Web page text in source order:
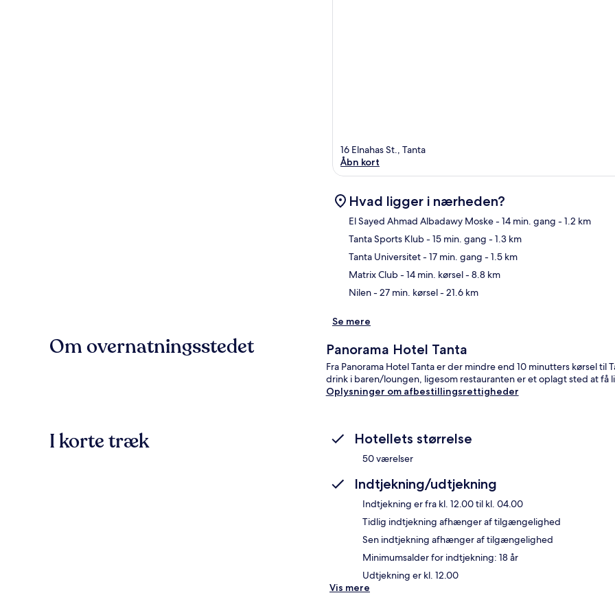
16 Elnahas St., Tanta
Åbn kort
Hvad ligger i nærheden?
El Sayed Ahmad Albadawy Moske- 14 min. gang - 1.2 km
Tanta Sports Klub- 15 min. gang - 1.3 km
Tanta Universitet- 17 min. gang - 1.5 km
Matrix Club- 14 min. kørsel- 8.8 km
Nilen- 27 min. kørsel- 21.6 km
Se mere
Om overnatningsstedet Panorama Hotel Tanta
Fra Panorama Hotel Tanta er der mindre end 10 minutters kørsel
drink i baren/loungen, ligesom restauranten er et oplagt sted at få
Oplysninger om afbestillingsrettigheder
I korte træk Hotellets størrelse
50 værelser
Indtjekning/udtjekning
Indtjekning er fra kl. 12.00 til kl. 04.00
Tidlig indtjekning afhænger af tilgængelighed
Sen indtjekning afhænger af tilgængelighed
Minimumsalder for indtjekning: 18 år
Udtjekning er kl. 12.00
Vis mere